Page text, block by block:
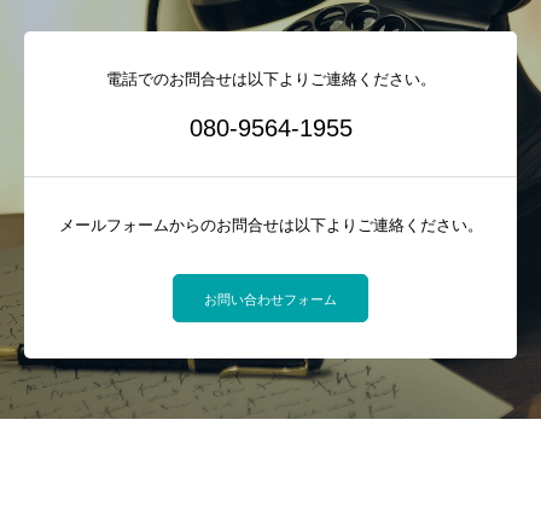
電話でのお問合せは以下よりご連絡ください。
080-9564-1955
メールフォームからのお問合せは以下よりご連絡ください。
お問い合わせフォーム